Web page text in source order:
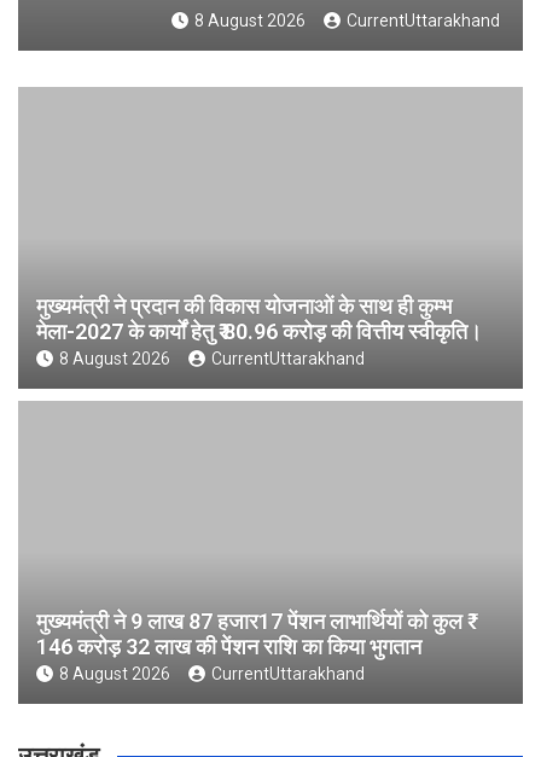
CurrentUttarakhand
मुख्यमंत्री ने प्रदान की विकास योजनाओं के साथ ही कुम्भ
मेला-2027 के कार्यों हेतु ₹ 80.96 करोड़ की वित्तीय स्वीकृति।
8 August 2026 CurrentUttarakhand
मुख्यमंत्री ने 9 लाख 87 हजार17 पेंशन लाभार्थियों को कुल ₹
146 करोड़ 32 लाख की पेंशन राशि का किया भुगतान
8 August 2026 CurrentUttarakhand